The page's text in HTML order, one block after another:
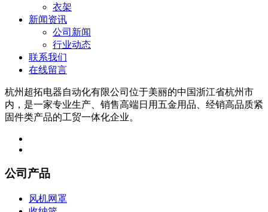
衣架
新闻资讯
公司新闻
行业动态
联系我们
在线留言
杭州超拓电器自动化有限公司位于美丽的中国浙江省杭州市
内，是一家专业生产、销售高端日用五金用品、经销高品质紧
固件类产品的工贸一体化企业。
公司产品
风机网罩